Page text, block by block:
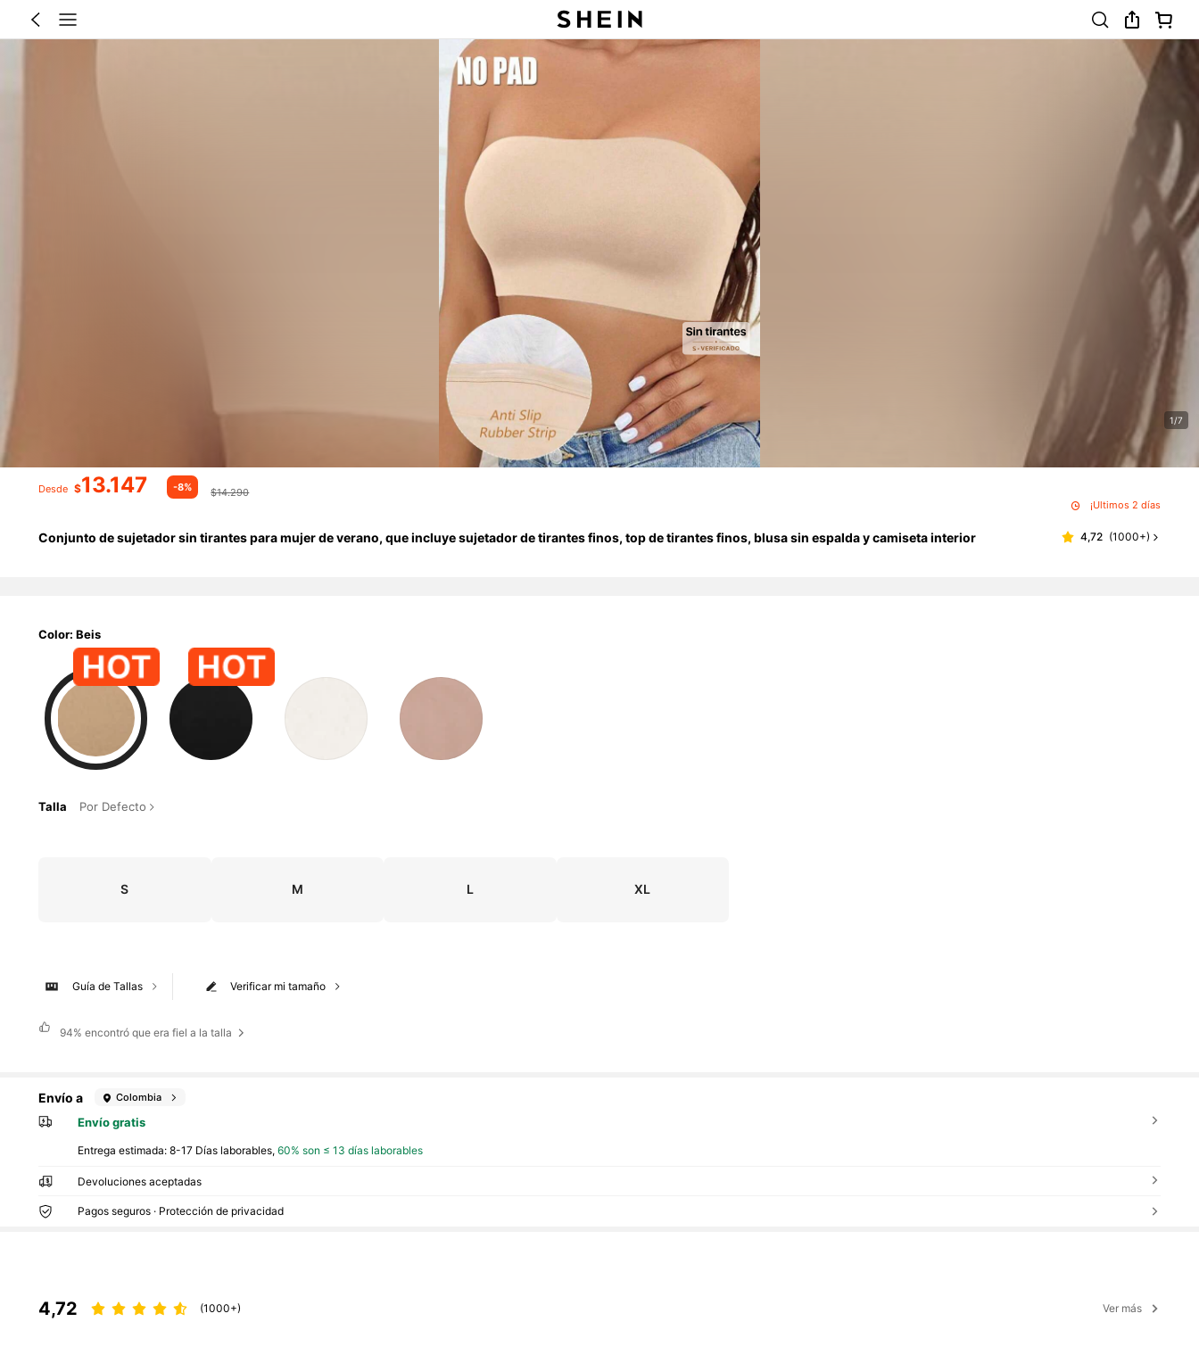
1/7
Desde $13.147 -8%
$14.290
¡Últimos 2 días
Conjunto de sujetador sin tirantes para mujer de verano, que incluye sujetador de tirantes finos, top de tirantes finos, blusa sin espalda y camiseta interior 4,72 (1000+)
Color: Beis
Talla Por Defecto
S M L XL
Verificar mi tamaño
Guía de Tallas
94% encontró que era fiel a la talla
Envío a Colombia
Envío gratis
Entrega estimada:8-17 Días laborables,60% son ≤ 13 días laborables
Devoluciones aceptadas
Pagos seguros · Protección de privacidad
4,72 (1000+) Ver más